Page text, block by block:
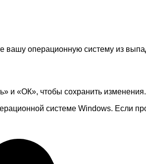
операционную систему из
и «ОК», чтобы сохранить изменения.
системе Windows. Если